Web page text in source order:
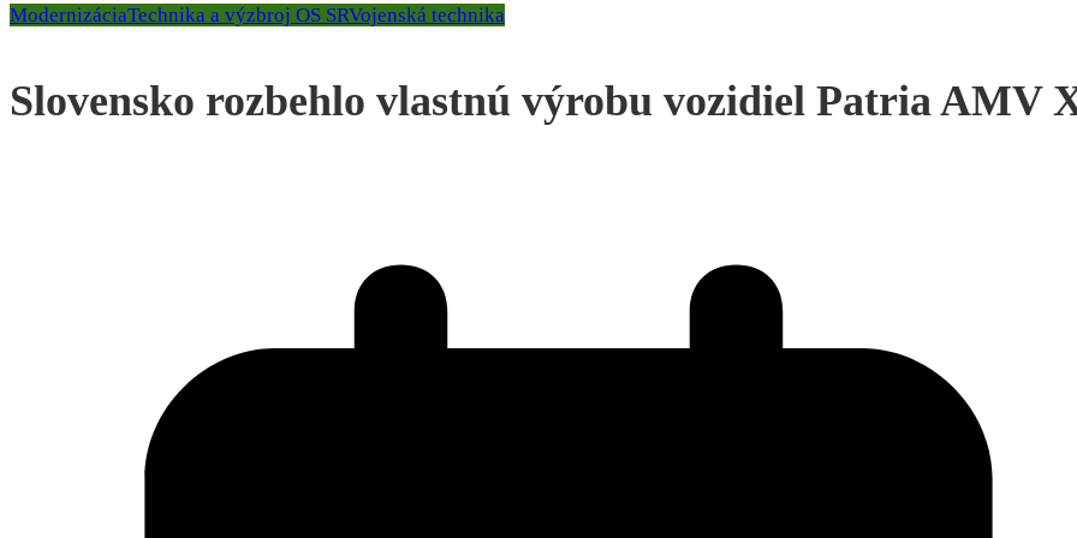
ModernizáciaTechnika a výzbroj OS SRVojenská technika
Slovensko rozbehlo vlastnú výrobu vozidiel Patria AMV